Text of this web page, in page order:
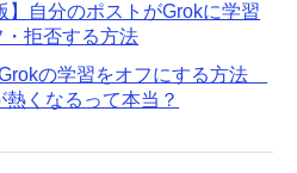
】自分のポストがGrokに学習
拒否する方法
の学習をオフにする方法
くなるって本当？